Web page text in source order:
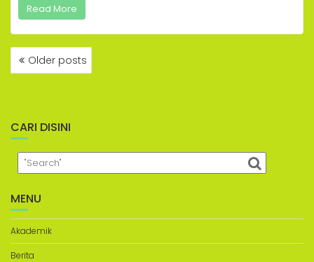
Read More
POSTS
NAVIGATION
Older posts
CARI DISINI
MENU
Akademik
Berita